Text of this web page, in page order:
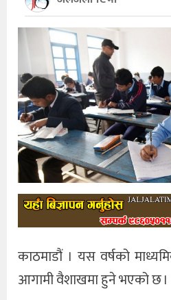
खेलकुद
अन्तर्राष्ट्रिय
थप
काठमाडौं । यस वर्षको
आगामी वैशाखमा हुने भएको छ ।